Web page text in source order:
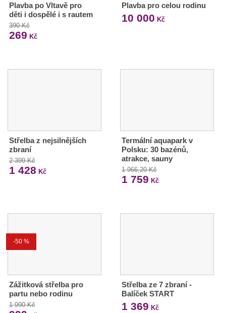
Plavba po Vltavě pro
děti i dospělé i s rautem
390 Kč
269 Kč
Plavba pro celou rodinu
10 000 Kč
Střelba z nejsilnějších
zbraní
2 399 Kč
1 428 Kč
Termální aquapark v
Polsku: 30 bazénů,
atrakce, sauny
1 966,20 Kč
1 759 Kč
-50 %
Zážitková střelba pro
partu nebo rodinu
1 990 Kč
Střelba ze 7 zbraní -
Balíček START
1 369 Kč